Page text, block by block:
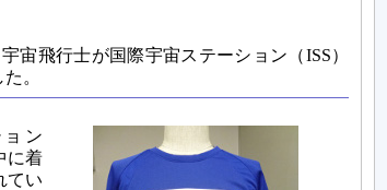
宙飛行士が国際宇宙ステーション（ISS）
。
ン
に着
てい